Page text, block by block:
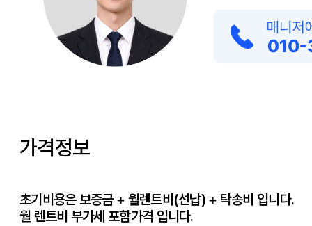
가격정보
초기비용은 보증금 + 월렌트비(선납) + 탁송비 입니다.
월 렌트비 부가세 포함가격 입니다.